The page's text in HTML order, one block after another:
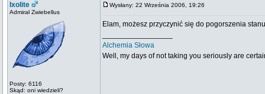
Ixolite
Admirał Zwiebellus
Posty: 6116
Skąd: oni wiedzieli?
Wysłany: 22 Września 2006, 19:26
Elam, możesz przyczynić się do pogorszenia
Alchemia Słowa
Well, my days of not taking you seriously are